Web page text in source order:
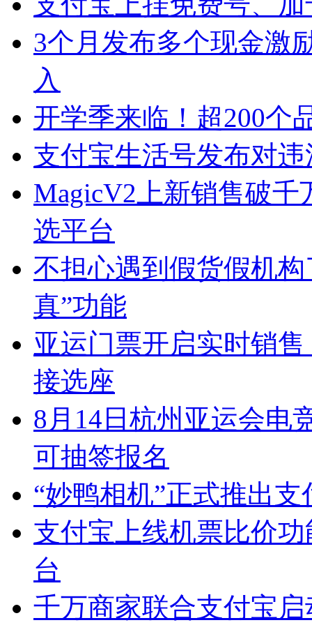
3个月发布多个现金激
入
开学季来临！超200个
支付宝生活号发布对
MagicV2上新销售破
选平台
不担心遇到假货假机
真”功能
亚运门票开启实时销
接选座
8月14日杭州亚运会电
可抽签报名
“妙鸭相机”正式推出
支付宝上线机票比价
台
千万商家联合支付宝